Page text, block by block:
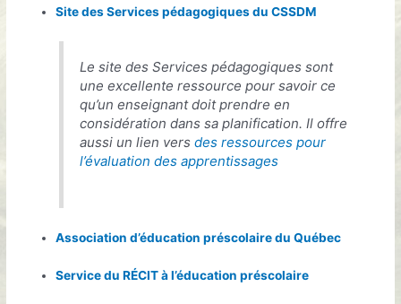
Site des Services pédagogiques du CSSDM
Le site des Services pédagogiques sont
une excellente ressource pour savoir ce
qu’un enseignant doit prendre en
considération dans sa planification. Il offre
aussi un lien versdes ressources pour
l’évaluation des apprentissages
Association d’éducation préscolaire du Québec
Service du RÉCIT à l’éducation préscolaire